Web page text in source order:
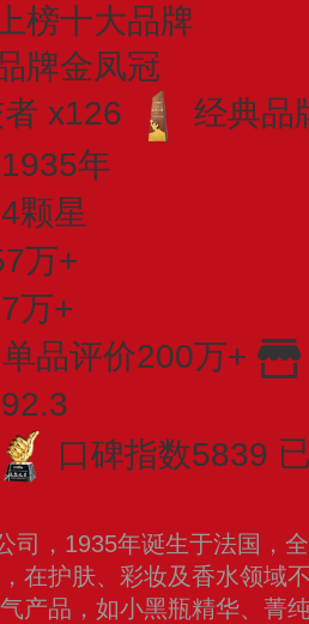
榜十大品牌
牌金凤冠
x126
经典品
年
颗星
万+
万+
单品评价200万+
口碑指数5839
司，1935年诞生于法国，
在护肤、彩妆及香水领域
产品，如小黑瓶精华、菁